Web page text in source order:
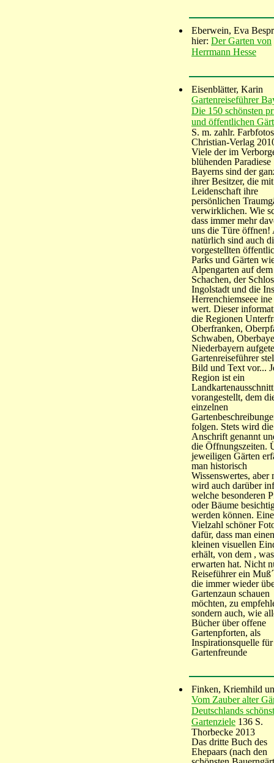
Eberwein, Eva
hier: Der Garten von
Herrmann Hesse
Eisenblätter, Karin
Gartenreiseführer
Die 150 schönsten
und öffentlichen
S. m. zahlr. Farbfotos
Christian-Verlag
Viele der im
blühenden Paradiese
Bayerns sind der
ihrer Besitzer, die mit
Leidenschaft ihre
persönlichen
verwirklichen. Wie
dass immer mehr
uns die Türe öffnen!
natürlich sind auch
vorgestellten
Parks und Gärten
Alpengarten auf dem
Schachen, der
Ingolstadt und die
Herrenchiemseee
wert. Dieser
die Regionen
Oberfranken,
Schwaben,
Niederbayern
Gartenreiseführer
Bild und Text vor...
Region ist ein
Landkartenausschnitt
vorangestellt, dem
einzelnen
folgen. Stets wird
Anschrift genannt
die Öffnungszeiten.
jeweiligen Gärten
man historisch
Wissenswertes, aber
wird auch darüber
welche besonderen
oder Bäume
werden können. Eine
Vielzahl schöner
dafür, dass man einen
kleinen visuellen
erhält, von dem ,
erwarten hat. Nicht
Reiseführer ein
die immer wieder
Gartenzaun schauen
möchten, zu
sondern auch, wie
Bücher über offene
Gartenpforten, als
Inspirationsquelle
Gartenfreunde
Finken, Kriemhild
Vom Zauber alter
Deutschlands
Gartenziele 136 S.
Thorbecke 2013
Das dritte Buch des
Ehepaars (nach den